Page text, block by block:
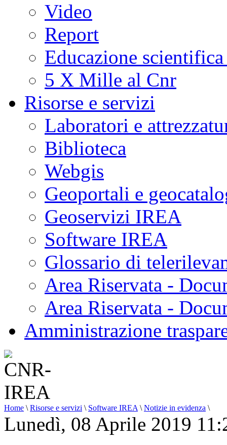
Video
Report
Educazione
5 X Mille al Cnr
Risorse e servizi
Laboratori e
Biblioteca
Webgis
Geoportali e
Geoservizi IREA
Software IREA
Glossario di
Area Riservata -
Area Riservata -
Amministrazione
Home \ Risorse e servizi \ Software IREA \ Notizie in evidenza \
Lunedì, 08 Aprile 2019